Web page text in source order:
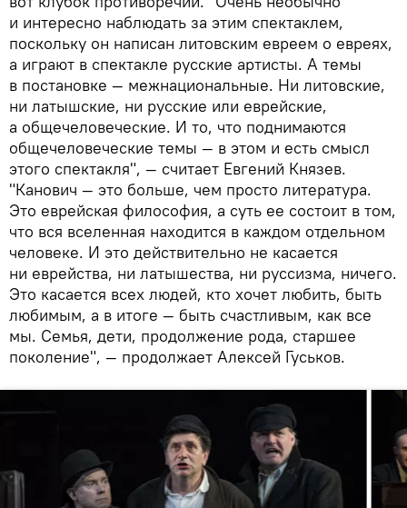
и интересно наблюдать за этим спектаклем,
поскольку он написан литовским евреем о евреях,
а играют в спектакле русские артисты. А темы
в постановке — межнациональные. Ни литовские,
ни латышские, ни русские или еврейские,
а общечеловеческие. И то, что поднимаются
общечеловеческие темы — в этом и есть смысл
этого спектакля", — считает Евгений Князев.
"Канович — это больше, чем просто литература.
Это еврейская философия, а суть ее состоит в том,
что вся вселенная находится в каждом отдельном
человеке. И это действительно не касается
ни еврейства, ни латышества, ни руссизма, ничего.
Это касается всех людей, кто хочет любить, быть
любимым, а в итоге — быть счастливым, как все
мы. Семья, дети, продолжение рода, старшее
поколение", — продолжает Алексей Гуськов.